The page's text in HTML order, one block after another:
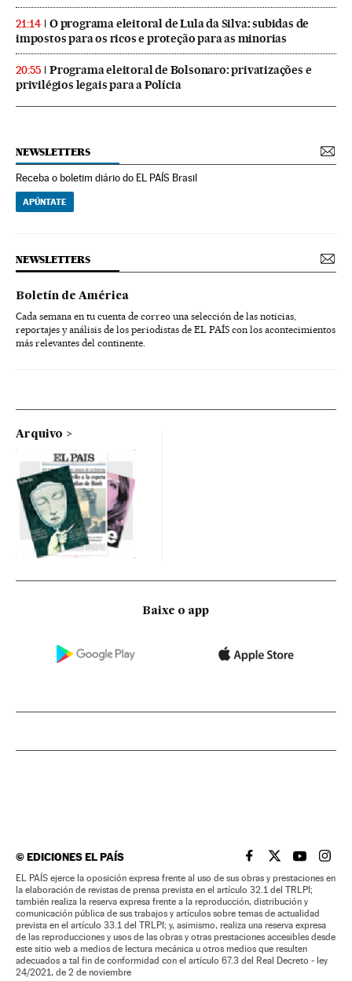
21:14
O programa eleitoral de Lula da Silva: subidas de
impostos para os ricos e proteção para as minorias
20:55
Programa eleitoral de Bolsonaro: privatizações e
privilégios legais para a Polícia
NEWSLETTERS
Receba o boletim diário do EL PAÍS Brasil
APÚNTATE
NEWSLETTERS
Boletín de América
Cada semana en tu cuenta de correo una selección de las noticias,
reportajes y análisis de los periodistas de EL PAÍS con los acontecimientos
más relevantes del continente.
Arquivo
Baixe o app
©EDICIONES EL PAÍS EL PAÍS BRASIL EN
EL PAÍSEL PAÍS
EL
EL PAÍS ejerce la oposición expresa frente al uso de sus obras y prestaciones en
la elaboración de revistas de prensa prevista en el artículo 32.1 del TRLPI;
también realiza la reserva expresa frente a la reproducción, distribución y
comunicación pública de sus trabajos y artículos sobre temas de actualidad
prevista en el artículo 33.1 del TRLPI; y, asimismo, realiza una reserva expresa
de las reproducciones y usos de las obras y otras prestaciones accesibles desde
este sitio web a medios de lectura mecánica u otros medios que resulten
adecuados a tal fin de conformidad con el artículo 67.3 del Real Decreto - ley
24/2021, de 2 de noviembre